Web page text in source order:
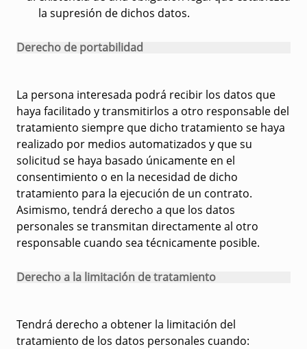
la supresión de dichos datos.
Derecho de portabilidad
La persona interesada podrá recibir los datos que
haya facilitado y transmitirlos a otro responsable del
tratamiento siempre que dicho tratamiento se haya
realizado por medios automatizados y que su
solicitud se haya basado únicamente en el
consentimiento o en la necesidad de dicho
tratamiento para la ejecución de un contrato.
Asimismo, tendrá derecho a que los datos
personales se transmitan directamente al otro
responsable cuando sea técnicamente posible.
Derecho a la limitación de tratamiento
Tendrá derecho a obtener la limitación del
tratamiento de los datos personales cuando: